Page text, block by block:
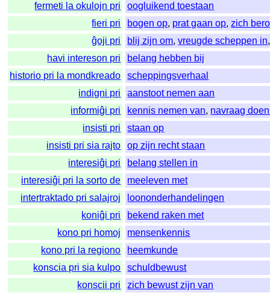
fermeti la okulojn pri
oogluikend toestaan
fieri pri
bogen op, prat gaan op,zich
ĝoji pri
blij zijn om,vreugde scheppen in
havi intereson pri
belang hebben bij
historio pri la mondkreado
scheppingsverhaal
indigni pri
aanstoot nemen aan
informiĝi pri
kennis nemen van, navraag
insisti pri
staan op
insisti pri sia rajto
op zijn recht staan
interesiĝi pri
belang stellen in
interesiĝi pri la sorto de
meeleven met
intertraktado pri salajroj
loononderhandelingen
koniĝi pri
bekend raken met
kono pri homoj
mensenkennis
kono pri la regiono
heemkunde
konscia pri sia kulpo
schuldbewust
konscii pri
zich bewust zijn van